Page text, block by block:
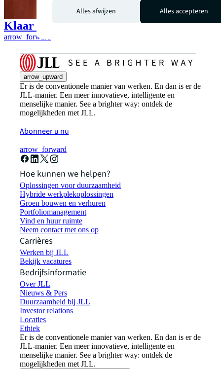
Klaar om van start te gaan?
arrow_forward
arrow_upward
Er is de conventionele manier van werken. En dan is er de
JLL-manier. Een meer innovatieve, intelligente en
menselijke manier. See a brighter way: ontdek de
mogelijkheden met JLL.
Abonneer u nu
arrow_forward
Hoe kunnen we helpen?
Oplossingen voor duurzaamheid
Hybride werkplekoplossingen
Groen bouwen en verhuren
Portfoliomanagement
Vind en huur ruimte
Neem contact met ons op
Carrières
Werken bij JLL
Bekijk vacatures
Bedrijfsinformatie
Over JLL
Nieuws & Pers
Duurzaamheid bij JLL
Investor relations
Locaties
Ethiek
Er is de conventionele manier van werken. En dan is er de
JLL-manier. Een meer innovatieve, intelligente en
menselijke manier. See a brighter way: ontdek de
mogelijkheden met JLL.
Alles afwijzen
Alles accepteren